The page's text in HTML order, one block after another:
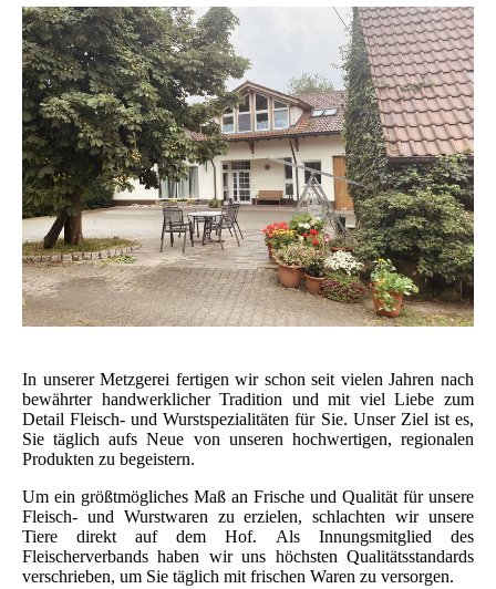
In unserer Metzgerei fertigen wir schon seit vielen Jahren nach
bewährter handwerklicher Tradition und mit viel Liebe zum
Detail Fleisch- und Wurstspezialitäten für Sie. Unser Ziel ist es,
Sie täglich aufs Neue von unseren hochwertigen, regionalen
Produkten zu begeistern.
Um ein größtmögliches Maß an Frische und Qualität für unsere
Fleisch- und Wurstwaren zu erzielen, schlachten wir unsere
Tiere direkt auf dem Hof. Als Innungsmitglied des
Fleischerverbands haben wir uns höchsten Qualitätsstandards
verschrieben, um Sie täglich mit frischen Waren zu versorgen.